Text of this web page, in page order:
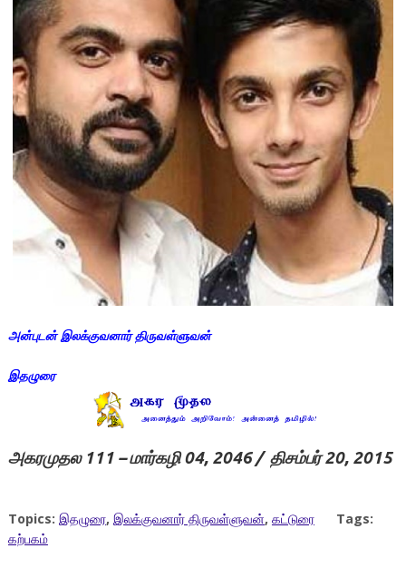
அன்புடன் இலக்குவனார் திருவள்ளுவன்
இதழுரை
அகரமுதல111 –மார்கழி04, 2046 /திசம்பர்20, 2015
Topics: இதழுரை, இலக்குவனார் திருவள்ளுவன், கட்டுரை
Tags:
கற்பகம்